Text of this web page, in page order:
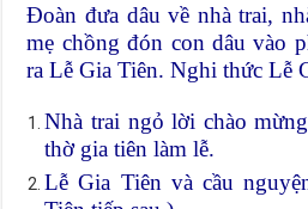
Đoàn đưa dâu về nhà trai,
mẹ chồng đón con dâu vào
ra Lễ Gia Tiên. Nghi thức Lễ
Nhà trai ngỏ lời chào
thờ gia tiên làm lễ.
Lễ Gia Tiên và cầu